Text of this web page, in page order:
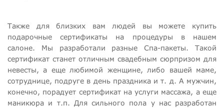
Также для близких вам людей вы можете купить
подарочные сертификаты на процедуры в нашем
салоне. Мы разработали разные Спа-пакеты. Такой
сертификат станет отличным свадебным сюрпризом для
невесты, а еще любимой женщине, либо вашей маме,
сотруднице, подруге в день праздника и т. д. А мужчин,
конечно, порадует сертификат на услуги массажа, а еще
маникюра и т.п. Для сильного пола у нас разработан